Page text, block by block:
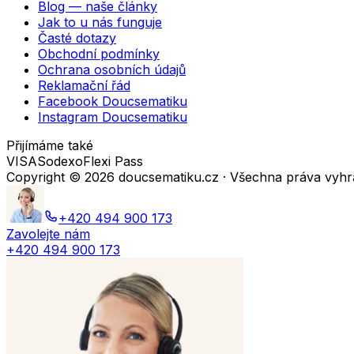
Blog — naše články
Jak to u nás funguje
Časté dotazy
Obchodní podmínky
Ochrana osobních údajů
Reklamační řád
Facebook Doucsematiku
Instagram Doucsematiku
Přijímáme také
VISASodexoFlexi Pass
Copyright © 2026 doucsematiku.cz · Všechna práva
+420 494 900 173
Zavolejte nám
+420 494 900 173